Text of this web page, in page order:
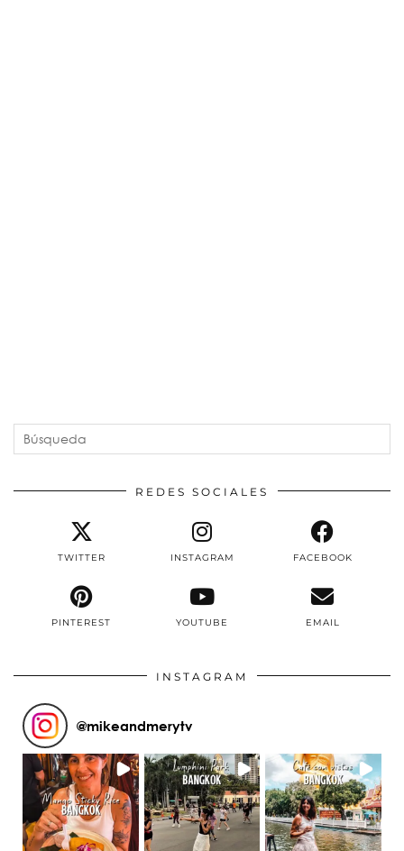
REDES SOCIALES
TWITTER INSTAGRAM FACEBOOK
PINTEREST YOUTUBE EMAIL
INSTAGRAM
@mikeandmerytv